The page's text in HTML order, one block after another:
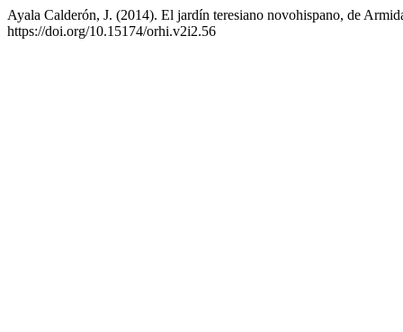
Ayala Calderón, J. (2014). El jardín teresiano novohispano, de
https://doi.org/10.15174/orhi.v2i2.56